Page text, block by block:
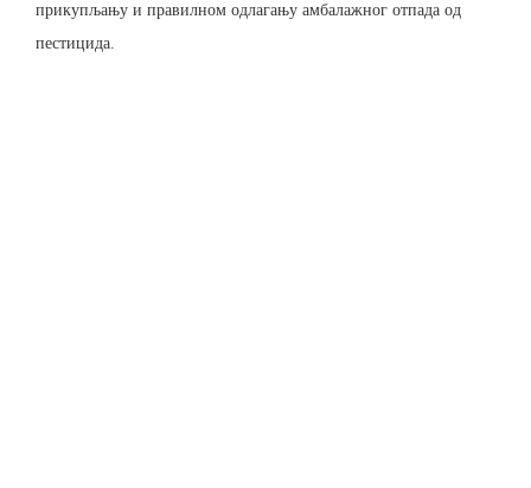
прикупљању и правилном одлагању амбалажног отпада од
пестицида.